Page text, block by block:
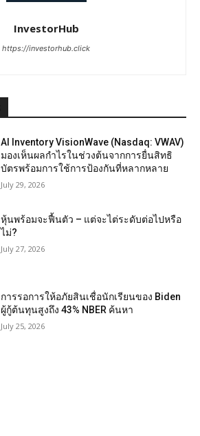
InvestorHub
https://investorhub.click
AI Inventory VisionWave (Nasdaq: VWAV)
มองเห็นผลกำไรในช่วงต้นจากการยื่นสิทธิ
บัตรพร้อมการใช้การป้องกันที่หลากหลาย
July 29, 2026
หุ้นพร้อมจะฟื้นตัว – แต่จะไต่ระดับต่อไปหรือ
ไม่?
July 27, 2026
การรอการให้อภัยสินเชื่อนักเรียนของ Biden
ผู้กู้ต้นทุนสูงถึง 43% NBER ค้นหา
July 25, 2026